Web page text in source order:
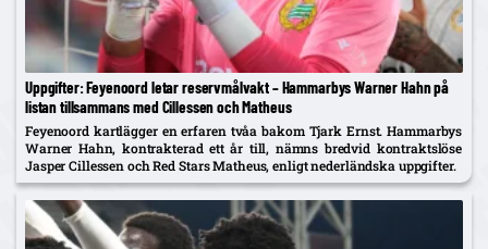
Uppgifter: Feyenoord letar reservmålvakt – Hammarbys Warner Hahn på
listan tillsammans med Cillessen och Matheus
Feyenoord kartlägger en erfaren tvåa bakom Tjark Ernst. Hammarbys
Warner Hahn, kontrakterad ett år till, nämns bredvid kontraktslöse
Jasper Cillessen och Red Stars Matheus, enligt nederländska uppgifter.